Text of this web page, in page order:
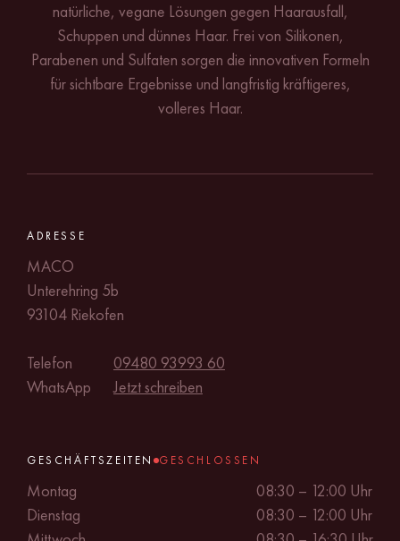
natürliche, vegane Lösungen gegen Haarausfall,
Schuppen und dünnes Haar. Frei von Silikonen,
Parabenen und Sulfaten sorgen die innovativen Formeln
für sichtbare Ergebnisse und langfristig kräftigeres,
volleres Haar.
ADRESSE
MACO
Unterehring 5b
93104 Riekofen
Telefon
09480 93993 60
WhatsApp
Jetzt schreiben
GESCHÄFTSZEITEN GESCHLOSSEN
Montag
08:30 – 12:00 Uhr
Dienstag
08:30 – 12:00 Uhr